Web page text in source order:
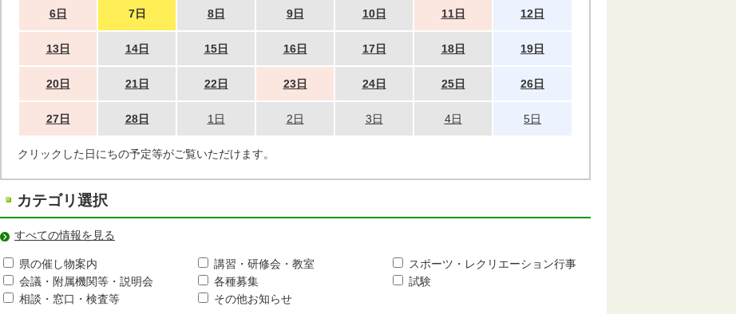
6日 7日 8日 9日 10日 11日 12日
13日 14日 15日 16日 17日 18日 19日
20日 21日 22日 23日 24日 25日 26日
27日 28日 1日 2日 3日 4日 5日
クリックした日にちの予定等がご覧いただけます。
カテゴリ選択
すべての情報を見る
県の催し物案内 講習・研修会・教室
スポーツ・レクリエーション行事
会議・附属機関等・説明会
各種募集
試験
相談・窓口・検査等
その他お知らせ